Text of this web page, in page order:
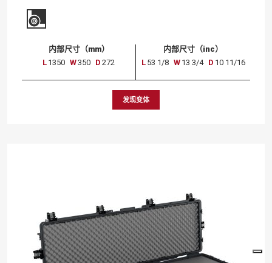
内部尺寸（mm）
L 1350 W350 D 272
内部尺寸（inc）
L 53 1/8 W 13 3/4 D 10 11/16
发现变体